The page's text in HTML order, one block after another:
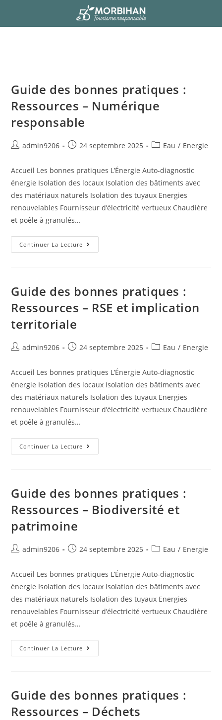
Guide des bonnes pratiques :
Ressources – Numérique
responsable
admin9206 24 septembre 2025 Eau / Energie
Accueil Les bonnes pratiques L’Énergie Auto-diagnostic
énergie Isolation des locaux Isolation des bâtiments avec
des matériaux naturels Isolation des tuyaux Energies
renouvelables Fournisseur d’électricité vertueux Chaudière
et poêle à granulés…
Continuer La Lecture
Guide des bonnes pratiques :
Ressources – RSE et implication
territoriale
admin9206 24 septembre 2025 Eau / Energie
Accueil Les bonnes pratiques L’Énergie Auto-diagnostic
énergie Isolation des locaux Isolation des bâtiments avec
des matériaux naturels Isolation des tuyaux Energies
renouvelables Fournisseur d’électricité vertueux Chaudière
et poêle à granulés…
Continuer La Lecture
Guide des bonnes pratiques :
Ressources – Biodiversité et
patrimoine
admin9206 24 septembre 2025 Eau / Energie
Accueil Les bonnes pratiques L’Énergie Auto-diagnostic
énergie Isolation des locaux Isolation des bâtiments avec
des matériaux naturels Isolation des tuyaux Energies
renouvelables Fournisseur d’électricité vertueux Chaudière
et poêle à granulés…
Continuer La Lecture
Guide des bonnes pratiques :
Ressources – Déchets